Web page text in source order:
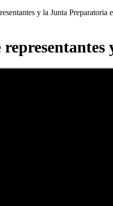
y la Junta Preparatoria